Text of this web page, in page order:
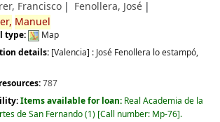
Francisco
Fenollera, José
Manuel
type:
Map
details: [Valencia] : José Fenollera lo estampó,
787
Items available for loan: Real Academia de la
de San Fernando(1) Call number: Mp-76 .